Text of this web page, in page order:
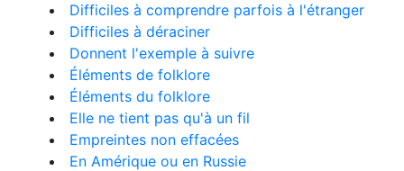
Difficiles à comprendre parfois à l'étranger
Difficiles à déraciner
Donnent l'exemple à suivre
Éléments de folklore
Éléments du folklore
Elle ne tient pas qu'à un fil
Empreintes non effacées
En Amérique ou en Russie